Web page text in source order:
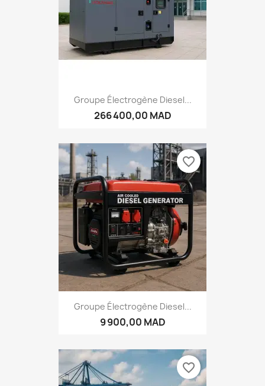
Groupe Électrogène Diesel...
266 400,00 MAD
Groupe Électrogène Diesel...
9 900,00 MAD
favorite_border
favorite_border